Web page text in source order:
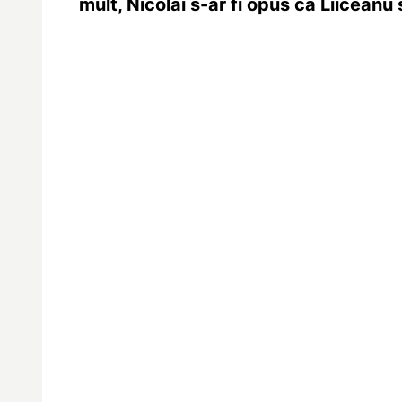
mult, Nicolai s-ar fi opus ca Liiceanu